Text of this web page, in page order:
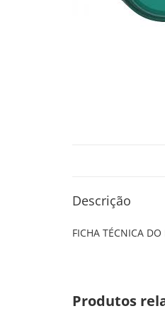
Descrição
FICHA TÉCNICA DO
Produtos